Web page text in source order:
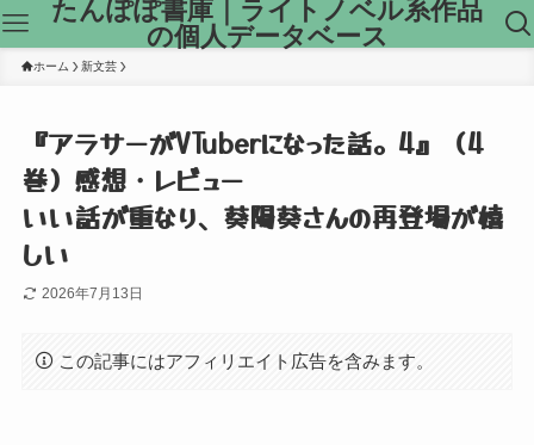
たんぽぽ書庫｜ライトノベル系作品
の個人データベース
ホーム 新文芸
『アラサーがVTuberになった話。4』（4
巻）感想・レビュー
いい話が重なり、葵陽葵さんの再登場が嬉
しい
2026年7月13日
この記事にはアフィリエイト広告を含みます。